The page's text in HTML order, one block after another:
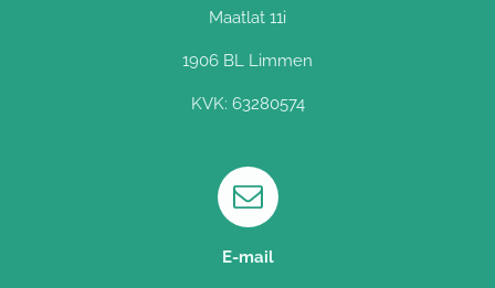
Maatlat 11i
1906 BL Limmen
KVK: 63280574
E-mail